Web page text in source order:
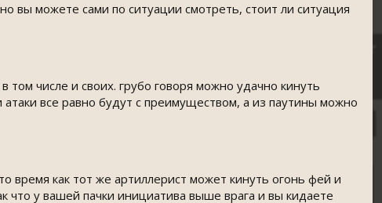
вы можете сами по ситуации смотреть, стоит ли ситуация
числе и своих. грубо говоря можно удачно кинуть
атаки все равно будут с преимуществом, а из паутины можно
время как тот же артиллерист может кинуть огонь фей и
что у вашей пачки инициатива выше врага и вы кидаете